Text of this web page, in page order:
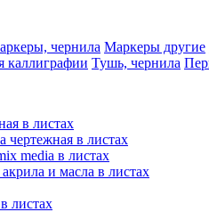
чернила Маркеры другие
каллиграфии Тушь, чернила
в листах
чертежная в листах
media в листах
и масла в листах
листах